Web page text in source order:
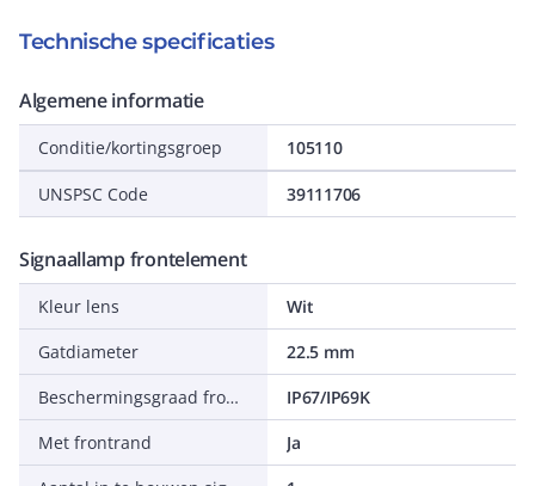
Technische specificaties
Algemene informatie
Conditie/kortingsgroep 105110
UNSPSC Code 39111706
Signaallamp frontelement
Kleur lens
Wit
Gatdiameter
22.5 mm
Beschermingsgraad frontzijde (IP)
IP67/IP69K
Met frontrand
Ja